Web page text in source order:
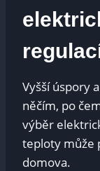
Vyšší úspory
něčím, po
výběr
teploty může
domova.